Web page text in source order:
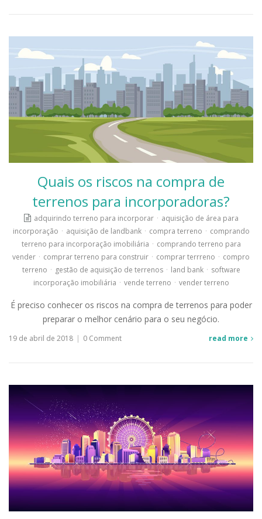
Quais os riscos na compra de
terrenos para incorporadoras?
adquirindo terreno para incorporar · aquisição de área para
incorporação · aquisição de landbank · compra terreno · comprando
terreno para incorporação imobiliária · comprando terreno para
vender · comprar terreno para construir · comprar terrreno · compro
terreno · gestão de aquisição de terrenos · land bank · software
incorporação imobiliária · vende terreno · vender terreno
É preciso conhecer os riscos na compra de terrenos para poder
preparar o melhor cenário para o seu negócio.
19 de abril de 2018 | 0 Comment read more